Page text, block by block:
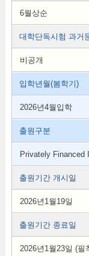
6월상순
대학단독시험 과거
비공개
입학년월(봄학기)
2026년4월입학
출원구분
Privately Financed
출원기간 개시일
2026년1월19일
출원기간 종료일
2026년1월23일 (필